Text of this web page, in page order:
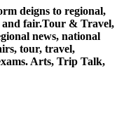
deigns to regional,
fair.Tour & Travel,
news, national
tour, travel,
Arts, Trip Talk,